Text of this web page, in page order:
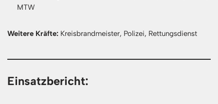
MTW
Weitere Kräfte: Kreisbrandmeister, Polizei, Rettungsdienst
Einsatzbericht: